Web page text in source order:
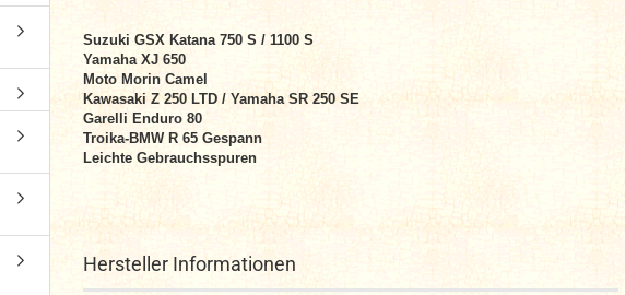
Suzuki GSX Katana 750 S / 1100 S
Yamaha XJ 650
Moto Morin Camel
Kawasaki Z 250 LTD / Yamaha SR 250 SE
Garelli Enduro 80
Troika-BMW R 65 Gespann
Leichte Gebrauchsspuren
Hersteller Informationen